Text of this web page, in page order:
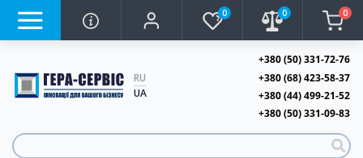
0 0 0
RU
UA
+380 (50) 331-72-76
+380 (68) 423-58-37
+380 (44) 499-21-52
+380 (50) 331-09-83